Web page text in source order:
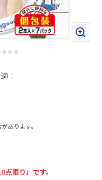
！
あります。
点限り」です。